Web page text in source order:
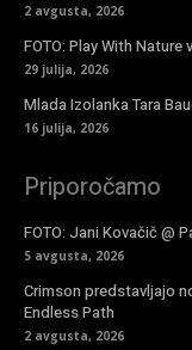
2 avgusta, 2026
FOTO: Play With Nature
29 julija, 2026
Mlada Izolanka Tara
16 julija, 2026
Priporočamo
FOTO: Jani Kovačič @
5 avgusta, 2026
Crimson predstavljajo
Endless Path
2 avgusta, 2026